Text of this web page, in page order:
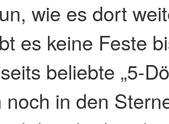
wie es dort
es keine Feste
beliebte „5-
noch in den